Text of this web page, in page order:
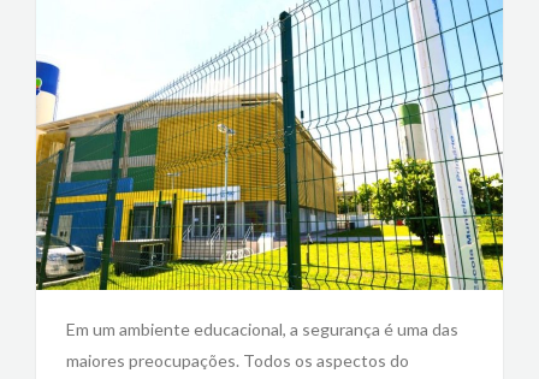
Em um ambiente educacional, a segurança é uma das
maiores preocupações. Todos os aspectos do